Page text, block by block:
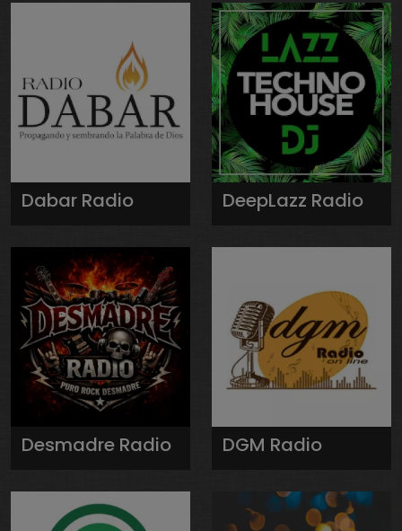
Dabar Radio DeepLazz Radio
Desmadre Radio DGM Radio